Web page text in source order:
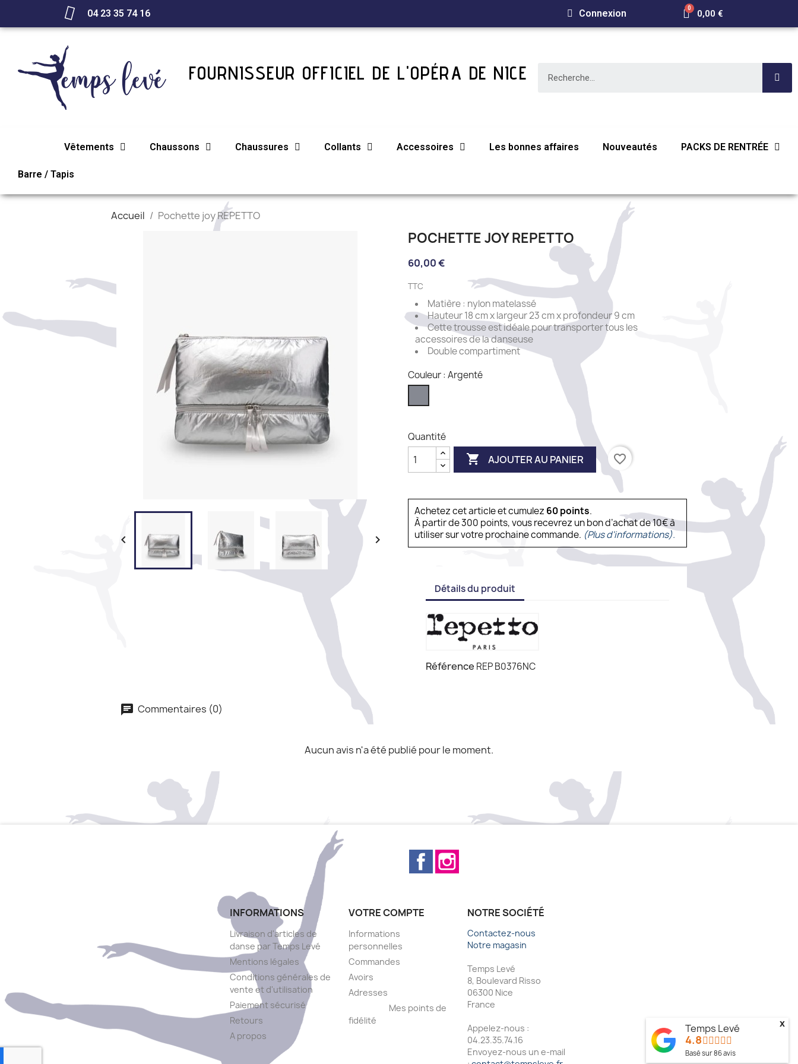
04 23 35 74 16 Connexion 0,00 €
FOURNISSEUR OFFICIEL DE L'OPÉRA DE NICE
Vêtements Chaussons Chaussures Collants Accessoires Les bonnes affaires Nouveautés PACKS DE RENTRÉE
Barre / Tapis
Accueil Pochette joy REPETTO
 
POCHETTE JOY REPETTO
60,00 €
TTC
Matière : nylon matelassé
Hauteur 18 cm x largeur 23 cm x profondeur 9 cm
Cette trousse est idéale pour transporter tous les
accessoires de la danseuse
Double compartiment
Couleur : Argenté
Quantité
 AJOUTER AU PANIER favorite_border
Achetez cet article et cumulez 60points.
À partir de 300 points, vous recevrez un bon d’achat de 10€ à
utiliser sur votre prochaine commande. (Plus d'informations).
Détails du produit
Référence REP B0376NC
Commentaires (0)
Aucun avis n'a été publié pour le moment.
Facebook
INFORMATIONS
Livraison d'articles de
danse par Temps Levé
Mentions légales
Conditions générales de
vente et d'utilisation
Paiement sécurisé
Retours
A propos
VOTRE COMPTE
Informations
personnelles
Commandes
Avoirs
Adresses
Mes points de
fidélité
NOTRE SOCIÉTÉ
Contactez-nous
Notre magasin
Temps Levé
8, Boulevard Risso
06300 Nice
France
Appelez-nous :
04.23.35.74.16
Envoyez-nous un e-mail
Temps Levé
4.8
Basé sur86avis
x